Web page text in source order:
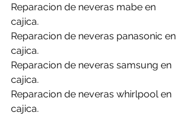
Reparacion de neveras mabe en
cajica.
Reparacion de neveras panasonic en
cajica.
Reparacion de neveras samsung en
cajica.
Reparacion de neveras whirlpool en
cajica.